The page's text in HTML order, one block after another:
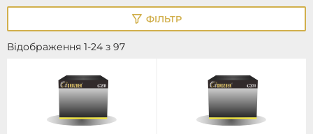
Відображення 1-24 з 97
ФІЛЬТР